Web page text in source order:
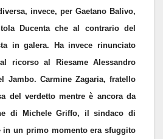
invece, per Gaetano Balivo,
Ducenta che al contrario del
in galera. Ha invece rinunciato
ricorso al Riesame Alessandro
Jambo. Carmine Zagaria, fratello
del verdetto mentre è ancora da
di Michele Griffo, il sindaco di
in un primo momento era sfuggito